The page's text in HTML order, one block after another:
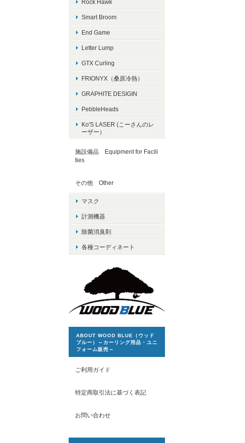
Rock Hawk
Smart Broom
End Game
Letter Lump
GTX Curling
FRIONYX（桑原冷熱）
GRAPHITE DESIGIN
PebbleHeads
Ko'S LASER (こーさんのレ
ーザー）
施設備品 Equipment for Facili
ties
その他 Other
マスク
計測機器
除菌消臭剤
各種コーディネート
ABOUT WOOD BLUE（ウッド
ブルー）～カーリング用品・ユニ
フォーム販売～
ご利用ガイド
特定商取引法に基づく表記
お問い合わせ